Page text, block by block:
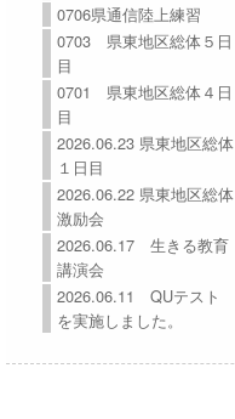
0706県通信陸上練習
0703 県東地区総体５日
目
0701 県東地区総体４日
目
2026.06.23 県東地区総体
１日目
2026.06.22 県東地区総体
激励会
2026.06.17 生きる教育
講演会
2026.06.11 QUテスト
を実施しました。